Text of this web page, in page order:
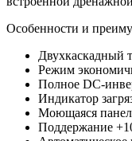
Особенности и
Двухкаскадный
Режим
Полное DC-
Индикатор
Моющаяся
Поддержание